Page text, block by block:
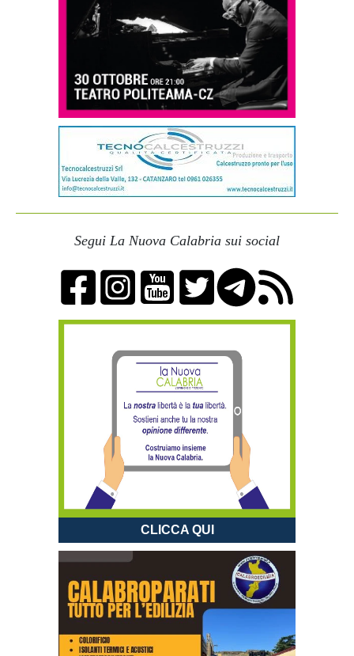
Segui La Nuova Calabria sui social
CLICCA QUI